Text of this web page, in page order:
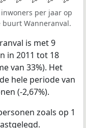
per jaar op
buurt Wanneranval.
is met 9
in 2011 tot 18
van 33%). Het
hele periode van
(-2,67%).
zoals op 1